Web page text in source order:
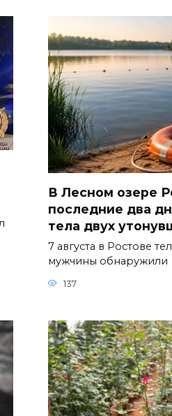
В Лесном озере
последние два
тела двух
7 августа в Ростове
мужчины обнаружили
137